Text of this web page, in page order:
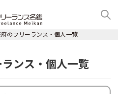
府のフリーランス・個人一覧
ンス・個人一覧